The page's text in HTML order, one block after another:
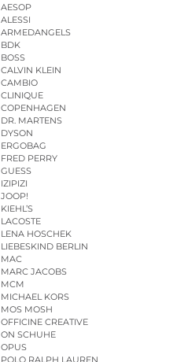
AESOP
ALESSI
ARMEDANGELS
BDK
BOSS
CALVIN KLEIN
CAMBIO
CLINIQUE
COPENHAGEN
DR. MARTENS
DYSON
ERGOBAG
FRED PERRY
GUESS
IZIPIZI
JOOP!
KIEHL’S
LACOSTE
LENA HOSCHEK
LIEBESKIND BERLIN
MAC
MARC JACOBS
MCM
MICHAEL KORS
MOS MOSH
OFFICINE CREATIVE
ON SCHUHE
OPUS
POLO RALPH LAUREN